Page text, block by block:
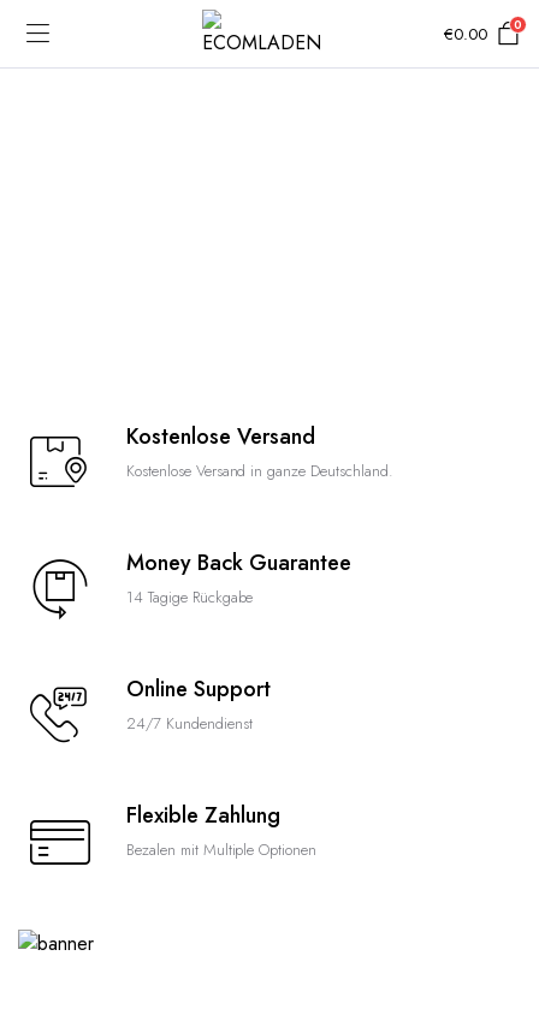
€0.00 0
Kostenlose Versand
Kostenlose Versand in ganze Deutschland.
Money Back Guarantee
14 Tagige Rückgabe
Online Support
24/7 Kundendienst
Flexible Zahlung
Bezalen mit Multiple Optionen